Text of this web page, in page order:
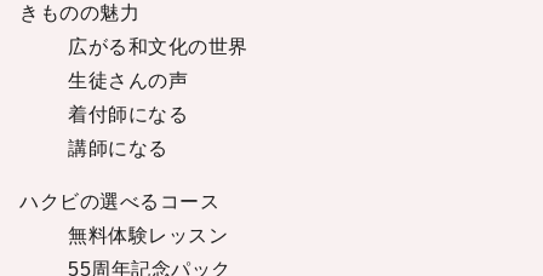
きものの魅力
広がる和文化の世界
生徒さんの声
着付師になる
講師になる
ハクビの選べるコース
無料体験レッスン
55周年記念パック